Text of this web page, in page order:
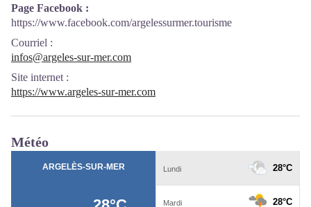
Page Facebook :
https://www.facebook.com/argelessurmer.tourisme
Courriel :
infos@argeles-sur-mer.com
Site internet :
https://www.argeles-sur-mer.com
Météo